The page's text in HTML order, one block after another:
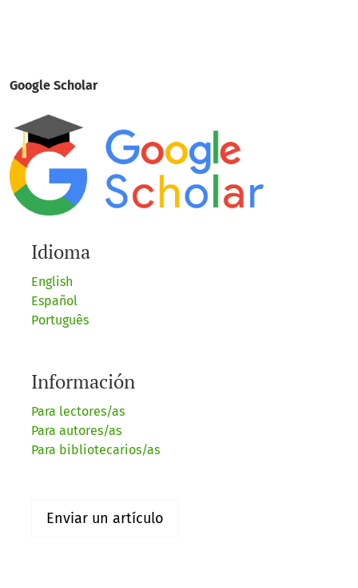
Google Scholar
Idioma
English
Español
Português
Información
Para lectores/as
Para autores/as
Para bibliotecarios/as
Enviar un artículo